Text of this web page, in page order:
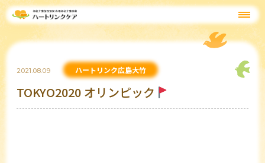
2021.08.09 ハートリンク広島大竹
TOKYO2020 オリンピック